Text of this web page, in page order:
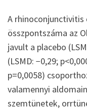
A rhinoconjunctivitis
összpontszáma az
javult a placebo
(LSMD: −0,29;
p=0,0058)
valamennyi
szemtünetek,